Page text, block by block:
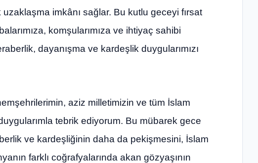
imkânı sağlar. Bu kutlu geceyi fırsat
komşularımıza ve ihtiyaç sahibi
dayanışma ve kardeşlik duygularımızı
aziz milletimizin ve tüm İslam
tebrik ediyorum. Bu mübarek gece
ve kardeşliğinin daha da pekişmesini, İslam
farklı coğrafyalarında akan gözyaşının